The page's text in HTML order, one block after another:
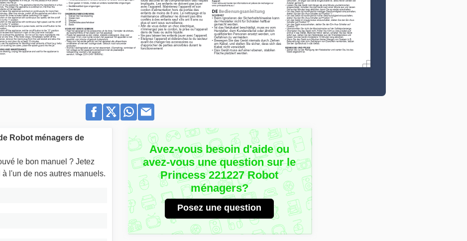
Avez-vous besoin d'aide ou
avez-vous une question sur le
Princess 221227 Robot
ménagers?
Posez une question
Robot ménagers de
le bon manuel ? Jetez
l'un de nos autres manuels.